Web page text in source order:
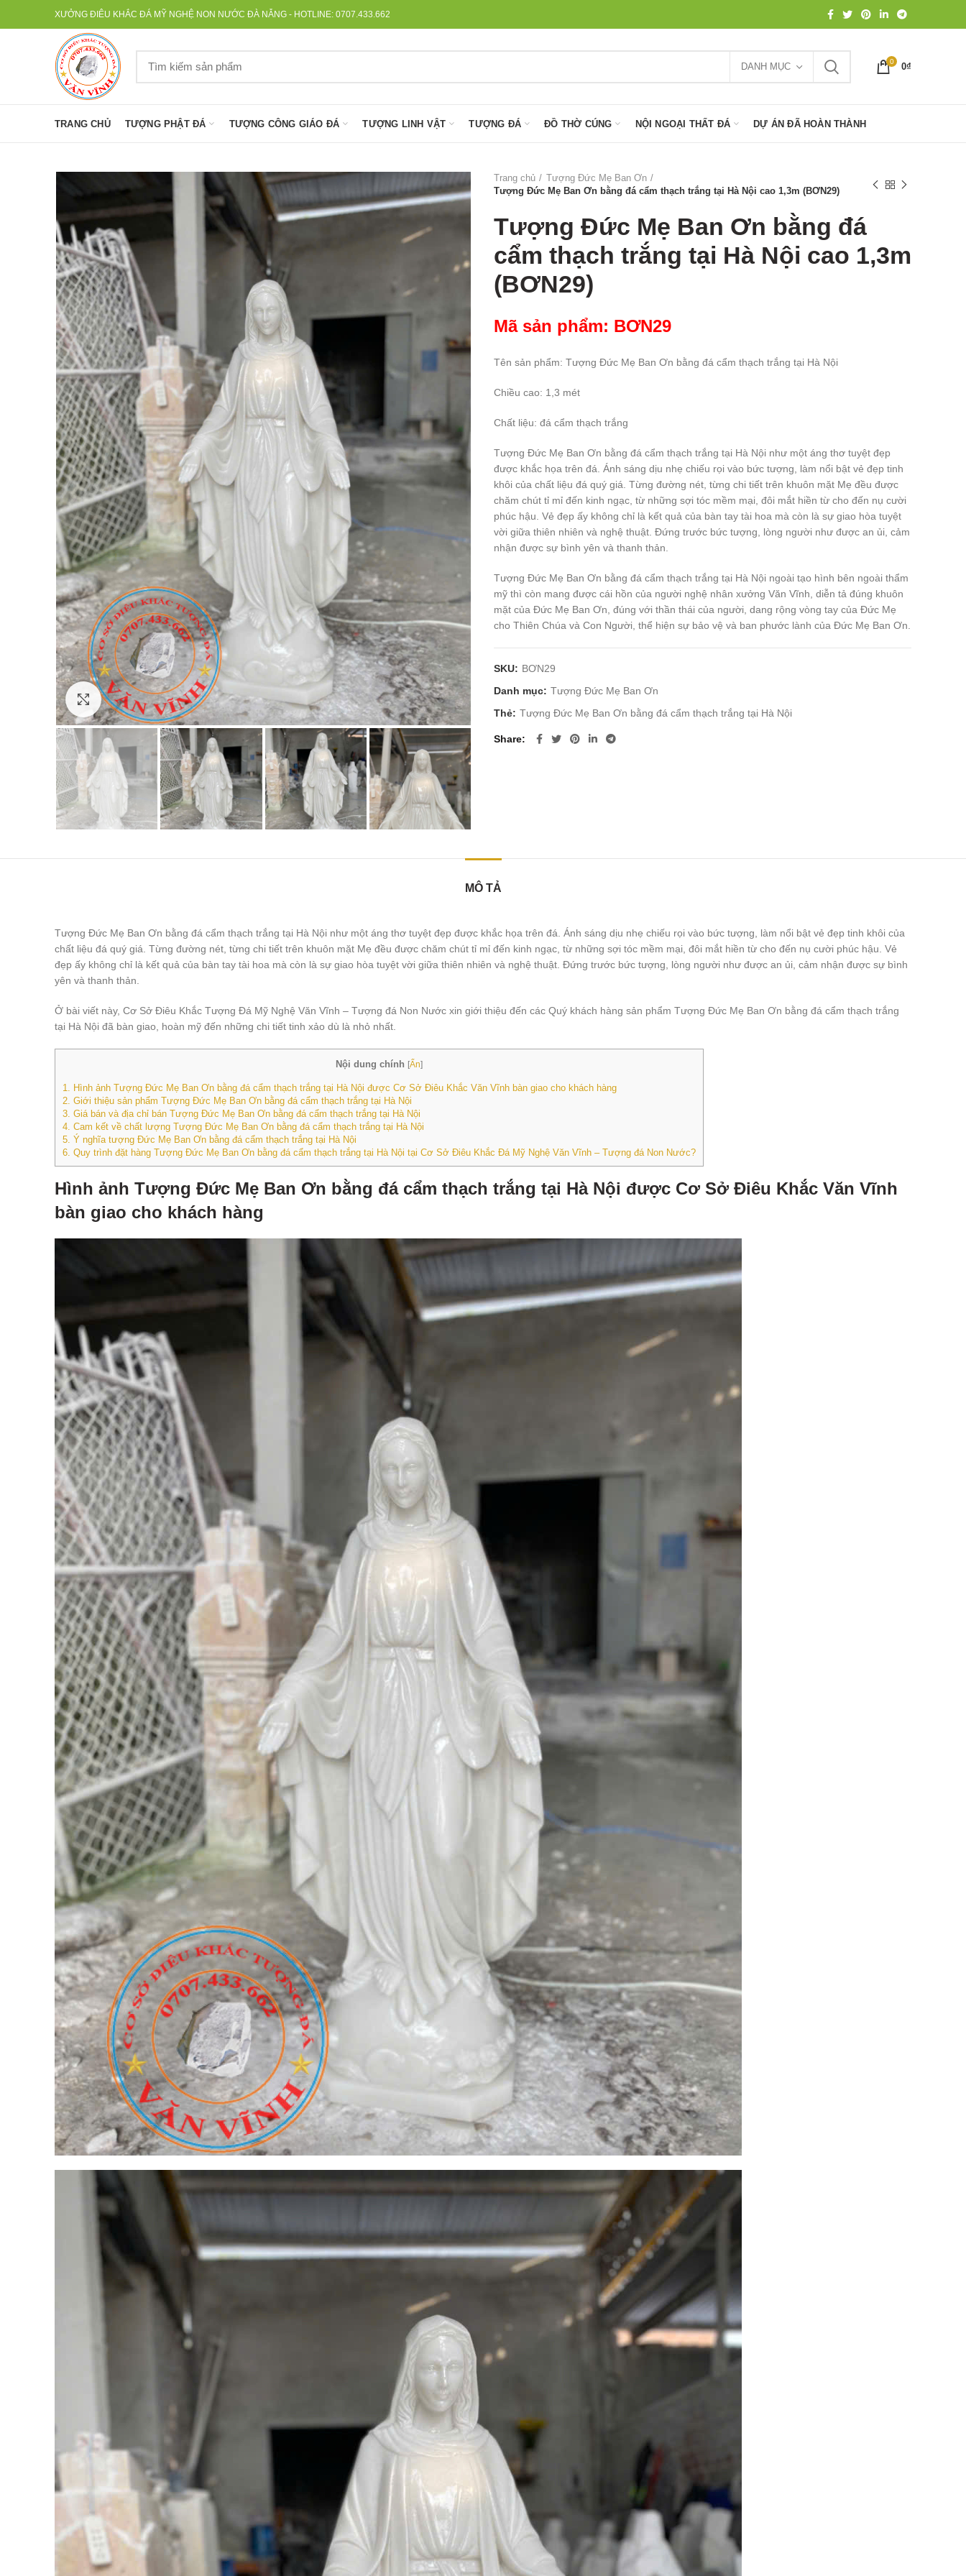
XƯỞNG ĐIÊU KHẮC ĐÁ MỸ NGHỆ NON NƯỚC ĐÀ NẴNG - HOTLINE: 0707.433.662
DANH MỤC 0 0₫
TRANG CHỦ TƯỢNG PHẬT ĐÁ TƯỢNG CÔNG GIÁO ĐÁ TƯỢNG LINH VẬT TƯỢNG ĐÁ ĐỒ THỜ CÚNG NỘI NGOẠI THẤT ĐÁ DỰ ÁN ĐÃ HOÀN THÀNH
Click to enlarge
Trang chủ
Tượng Đức Mẹ Ban Ơn
Tượng Đức Mẹ Ban Ơn bằng đá cẩm thạch trắng tại Hà Nội cao 1,3m (BƠN29)
Tượng Đức Mẹ Ban Ơn bằng đá
cẩm thạch trắng tại Hà Nội cao 1,3m
(BƠN29)
Mã sản phẩm: BƠN29
Tên sản phẩm: Tượng Đức Mẹ Ban Ơn bằng đá cẩm thạch trắng tại Hà Nội
Chiều cao: 1,3 mét
Chất liệu: đá cẩm thạch trắng
Tượng Đức Mẹ Ban Ơn bằng đá cẩm thạch trắng tại Hà Nội như một áng thơ tuyệt đẹp
được khắc họa trên đá. Ánh sáng dịu nhẹ chiếu rọi vào bức tượng, làm nổi bật vẻ đẹp tinh
khôi của chất liệu đá quý giá. Từng đường nét, từng chi tiết trên khuôn mặt Mẹ đều được
chăm chút tỉ mỉ đến kinh ngạc, từ những sợi tóc mềm mại, đôi mắt hiền từ cho đến nụ cười
phúc hậu. Vẻ đẹp ấy không chỉ là kết quả của bàn tay tài hoa mà còn là sự giao hòa tuyệt
vời giữa thiên nhiên và nghệ thuật. Đứng trước bức tượng, lòng người như được an ủi, cảm
nhận được sự bình yên và thanh thản.
Tượng Đức Mẹ Ban Ơn bằng đá cẩm thạch trắng tại Hà Nội ngoài tạo hình bên ngoài thẩm
mỹ thì còn mang được cái hồn của người nghệ nhân xưởng Văn Vĩnh, diễn tả đúng khuôn
mặt của Đức Mẹ Ban Ơn, đúng với thần thái của người, dang rộng vòng tay của Đức Mẹ
cho Thiên Chúa và Con Người, thể hiện sự bảo vệ và ban phước lành của Đức Mẹ Ban Ơn.
SKU: BƠN29
Danh mục: Tượng Đức Mẹ Ban Ơn
Thẻ: Tượng Đức Mẹ Ban Ơn bằng đá cẩm thạch trắng tại Hà Nội
Share
MÔ TẢ
Tượng Đức Mẹ Ban Ơn bằng đá cẩm thạch trắng tại Hà Nội như một áng thơ tuyệt đẹp được khắc họa trên đá. Ánh sáng dịu nhẹ chiếu rọi vào bức tượng, làm nổi bật vẻ đẹp tinh khôi của
chất liệu đá quý giá. Từng đường nét, từng chi tiết trên khuôn mặt Mẹ đều được chăm chút tỉ mỉ đến kinh ngạc, từ những sợi tóc mềm mại, đôi mắt hiền từ cho đến nụ cười phúc hậu. Vẻ
đẹp ấy không chỉ là kết quả của bàn tay tài hoa mà còn là sự giao hòa tuyệt vời giữa thiên nhiên và nghệ thuật. Đứng trước bức tượng, lòng người như được an ủi, cảm nhận được sự bình
yên và thanh thản.
Ở bài viết này, Cơ Sở Điêu Khắc Tượng Đá Mỹ Nghệ Văn Vĩnh – Tượng đá Non Nước xin giới thiệu đến các Quý khách hàng sản phẩm Tượng Đức Mẹ Ban Ơn bằng đá cẩm thạch trắng
tại Hà Nội đã bàn giao, hoàn mỹ đến những chi tiết tinh xảo dù là nhỏ nhất.
Nội dung chính [Ẩn]
1.
Hình ảnh Tượng Đức Mẹ Ban Ơn bằng đá cẩm thạch trắng tại Hà Nội được Cơ Sở Điêu Khắc Văn Vĩnh bàn giao cho khách hàng
2. Giới thiệu sản phẩm Tượng Đức Mẹ Ban Ơn bằng đá cẩm thạch trắng tại Hà Nội
3. Giá bán và địa chỉ bán Tượng Đức Mẹ Ban Ơn bằng đá cẩm thạch trắng tại Hà Nội
4. Cam kết về chất lượng Tượng Đức Mẹ Ban Ơn bằng đá cẩm thạch trắng tại Hà Nội
5. Ý nghĩa tượng Đức Mẹ Ban Ơn bằng đá cẩm thạch trắng tại Hà Nội
6. Quy trình đặt hàng Tượng Đức Mẹ Ban Ơn bằng đá cẩm thạch trắng tại Hà Nội tại Cơ Sở Điêu Khắc Đá Mỹ Nghệ Văn Vĩnh – Tượng đá Non Nước?
Hình ảnh Tượng Đức Mẹ Ban Ơn bằng đá cẩm thạch trắng tại Hà Nội được Cơ Sở Điêu Khắc Văn Vĩnh
bàn giao cho khách hàng